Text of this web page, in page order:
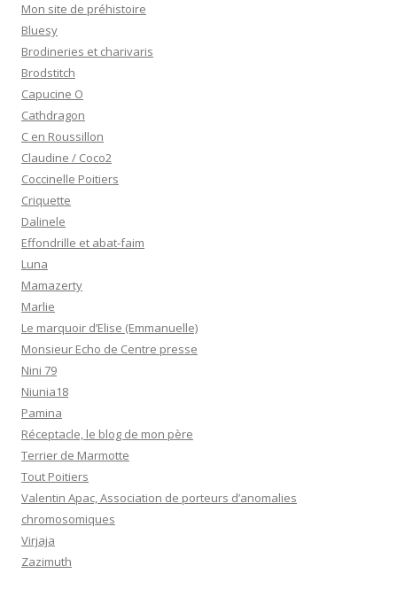
Mon site de préhistoire
Bluesy
Brodineries et charivaris
Brodstitch
Capucine O
Cathdragon
C en Roussillon
Claudine / Coco2
Coccinelle Poitiers
Criquette
Dalinele
Effondrille et abat-faim
Luna
Mamazerty
Marlie
Le marquoir d’Elise (Emmanuelle)
Monsieur Echo de Centre presse
Nini 79
Niunia18
Pamina
Réceptacle, le blog de mon père
Terrier de Marmotte
Tout Poitiers
Valentin Apac, Association de porteurs d’anomalies
chromosomiques
Virjaja
Zazimuth